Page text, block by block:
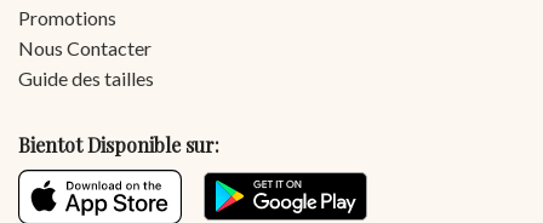
Promotions
Nous Contacter
Guide des tailles
Bientot Disponible sur: